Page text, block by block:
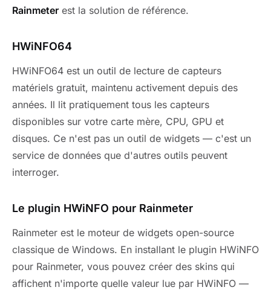
Rainmeter est la solution de référence.
HWiNFO64
HWiNFO64 est un outil de lecture de capteurs
matériels gratuit, maintenu activement depuis des
années. Il lit pratiquement tous les capteurs
disponibles sur votre carte mère, CPU, GPU et
disques. Ce n'est pas un outil de widgets — c'est un
service de données que d'autres outils peuvent
interroger.
Le plugin HWiNFO pour Rainmeter
Rainmeter est le moteur de widgets open-source
classique de Windows. En installant le plugin HWiNFO
pour Rainmeter, vous pouvez créer des skins qui
affichent n'importe quelle valeur lue par HWiNFO —